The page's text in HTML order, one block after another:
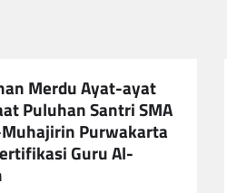
Merdu Ayat-ayat
Puluhan Santri SMA
Purwakarta
Guru Al-